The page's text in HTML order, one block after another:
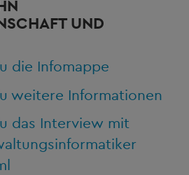
UND
die Infomappe
weitere Informationen
das Interview mit